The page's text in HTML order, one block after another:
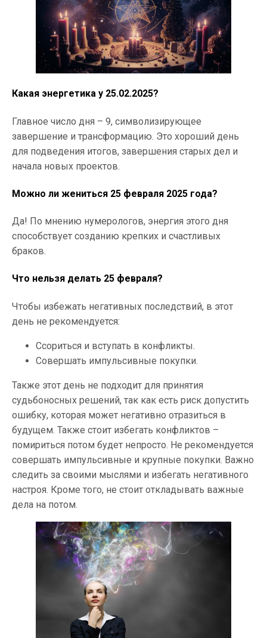
Какая энергетика у 25.02.2025?
Главное число дня – 9, символизирующее
завершение и трансформацию. Это хороший день
для подведения итогов, завершения старых дел и
начала новых проектов.
Можно ли жениться 25 февраля 2025 года?
Да! По мнению нумерологов, энергия этого дня
способствует созданию крепких и счастливых
браков.
Что нельзя делать 25 февраля?
Чтобы избежать негативных последствий, в этот
день не рекомендуется:
Ссориться и вступать в конфликты.
Совершать импульсивные покупки.
Также этот день не подходит для принятия
судьбоносных решений, так как есть риск допустить
ошибку, которая может негативно отразиться в
будущем. Также стоит избегать конфликтов –
помириться потом будет непросто. Не рекомендуется
совершать импульсивные и крупные покупки. Важно
следить за своими мыслями и избегать негативного
настроя. Кроме того, не стоит откладывать важные
дела на потом.